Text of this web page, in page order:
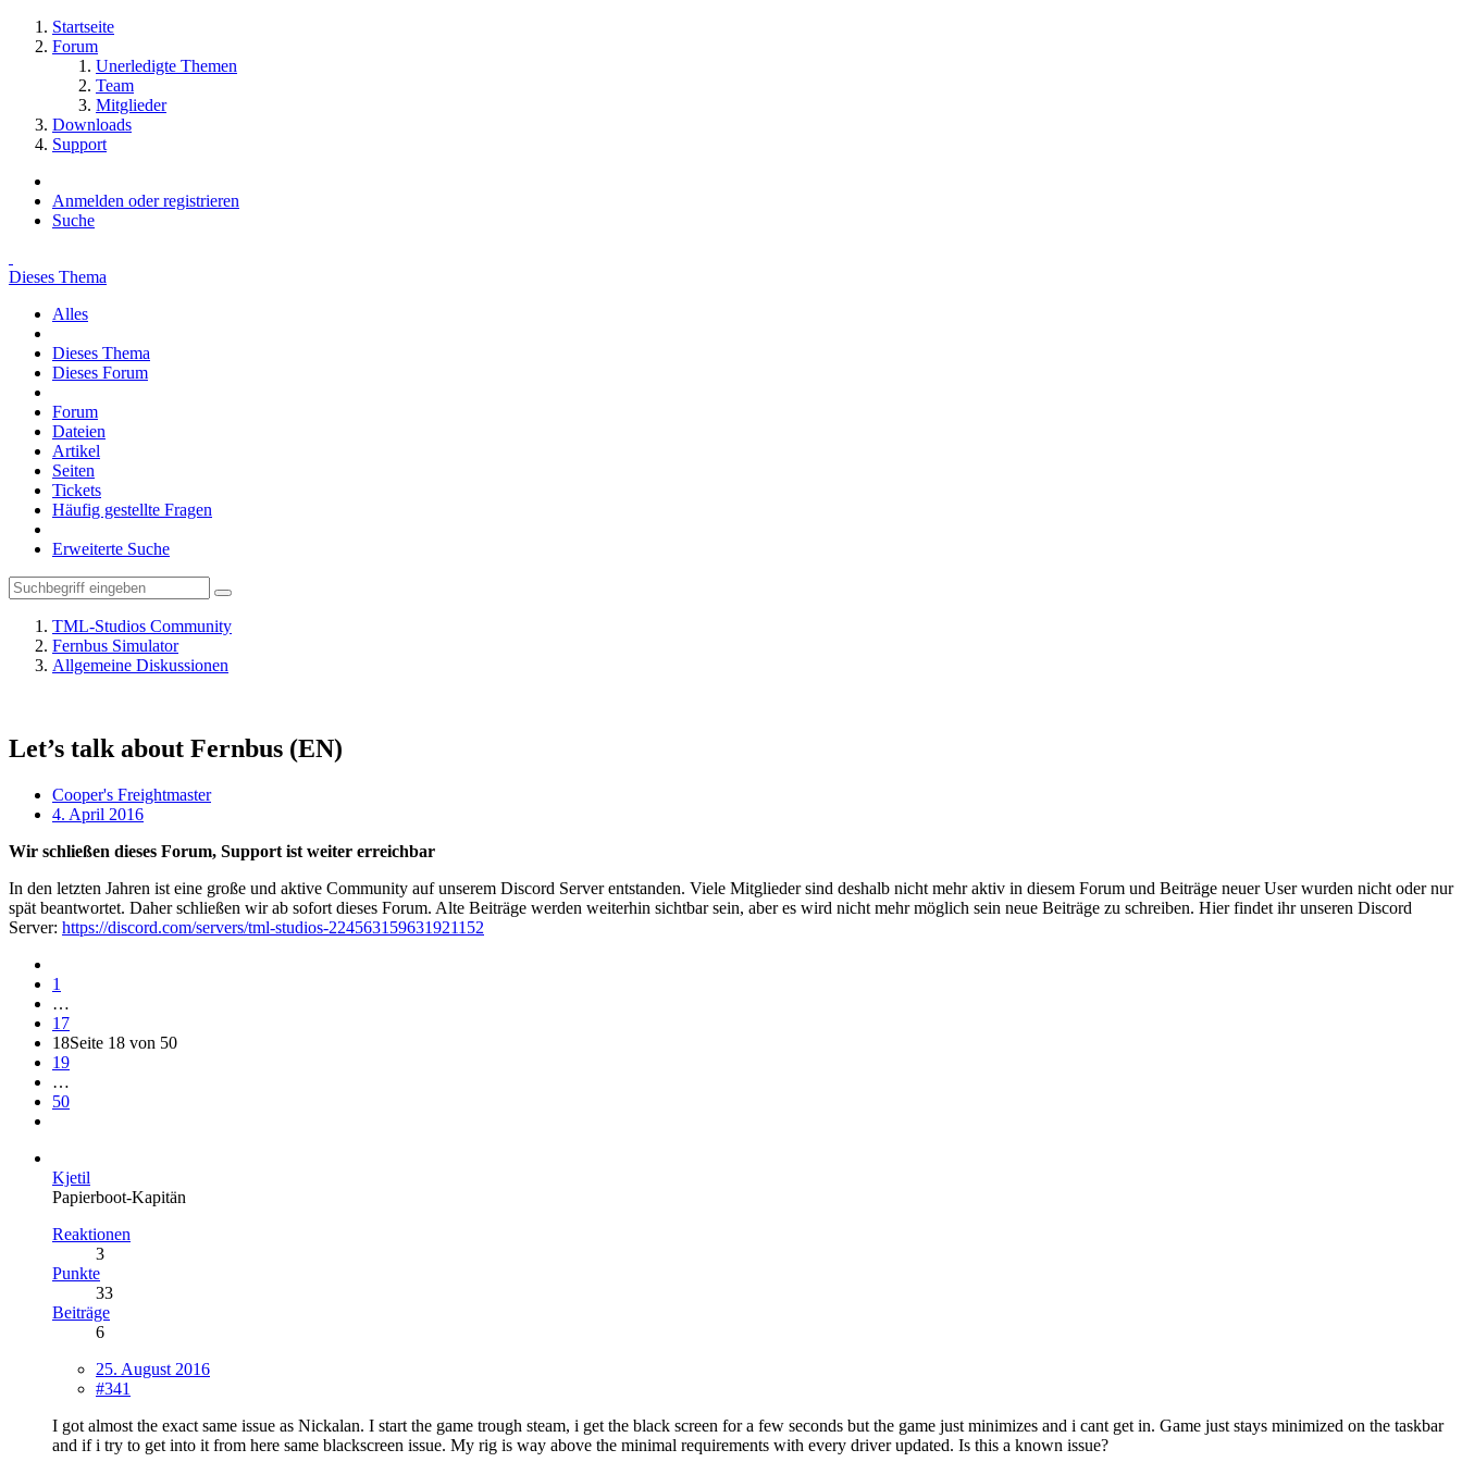
Startseite
Forum
Unerledigte Themen
Team
Mitglieder
Downloads
Support
Anmelden oder registrieren
Suche
Dieses Thema
Alles
Dieses Thema
Dieses Forum
Forum
Dateien
Artikel
Seiten
Tickets
Häufig gestellte Fragen
Erweiterte Suche
TML-Studios Community
Fernbus Simulator
Allgemeine Diskussionen
Let’s talk about Fernbus (EN)
Cooper's Freightmaster
4. April 2016
Wir schließen dieses Forum, Support ist weiter erreichbar
In den letzten Jahren ist eine große und aktive Community auf unserem Discord Server entstanden. Viele Mitglieder sind deshalb nicht mehr aktiv in diesem Forum und Beiträge neuer User wurden nicht oder nur
spät beantwortet. Daher schließen wir ab sofort dieses Forum. Alte Beiträge werden weiterhin sichtbar sein, aber es wird nicht mehr möglich sein neue Beiträge zu schreiben. Hier findet ihr unseren Discord
Server: https://discord.com/servers/tml-studios-224563159631921152
1
…
17
18Seite 18 von 50
19
…
50
Kjetil
Papierboot-Kapitän
Reaktionen
3
Punkte
33
Beiträge
6
25. August 2016
#341
I got almost the exact same issue as Nickalan. I start the game trough steam, i get the black screen for a few seconds but the game just minimizes and i cant get in. Game just stays minimized on the taskbar
and if i try to get into it from here same blackscreen issue. My rig is way above the minimal requirements with every driver updated. Is this a known issue?